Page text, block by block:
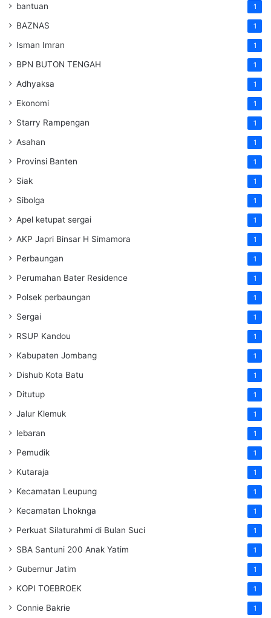
bantuan 1
BAZNAS 1
Isman Imran 1
BPN BUTON TENGAH 1
Adhyaksa 1
Ekonomi 1
Starry Rampengan 1
Asahan 1
Provinsi Banten 1
Siak 1
Sibolga 1
Apel ketupat sergai 1
AKP Japri Binsar H Simamora 1
Perbaungan 1
Perumahan Bater Residence 1
Polsek perbaungan 1
Sergai 1
RSUP Kandou 1
Kabupaten Jombang 1
Dishub Kota Batu 1
Ditutup 1
Jalur Klemuk 1
lebaran 1
Pemudik 1
Kutaraja 1
Kecamatan Leupung 1
Kecamatan Lhoknga 1
Perkuat Silaturahmi di Bulan Suci 1
SBA Santuni 200 Anak Yatim 1
Gubernur Jatim 1
KOPI TOEBROEK 1
Connie Bakrie 1